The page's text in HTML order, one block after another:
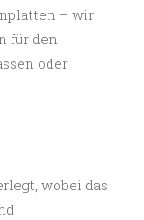
– wir
für den
oder
wobei das